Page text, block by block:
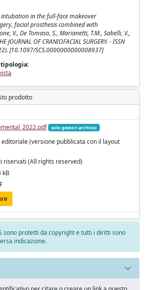
intubation in the full-face makeover
facial prosthesis combined with
V., De Tomaso, S., Marianetti, T.M., Sabelli, V.,
JOURNAL OF CRANIOFACIAL SURGERY. - ISSN
[10.1097/SCS.0000000000008937]
prodotto
solo gestori archivio
(versione pubblicata con il layout
riservati (All rights reserved)
kB
sono protetti da copyright e tutti i diritti sono
indicazione.